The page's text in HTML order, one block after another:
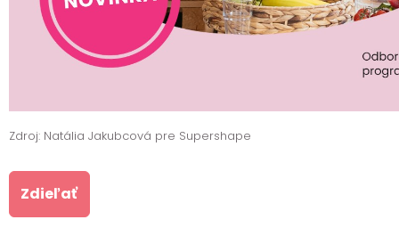
Zdroj: Natália Jakubcová pre Supershape
Zdieľať